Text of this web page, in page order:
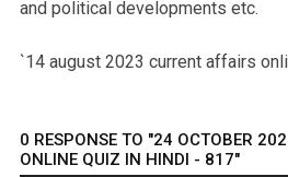
and political developments etc.
`14 august 2023 current affairs
0 RESPONSE TO "24 OCTOBER
ONLINE QUIZ IN HINDI - 817"